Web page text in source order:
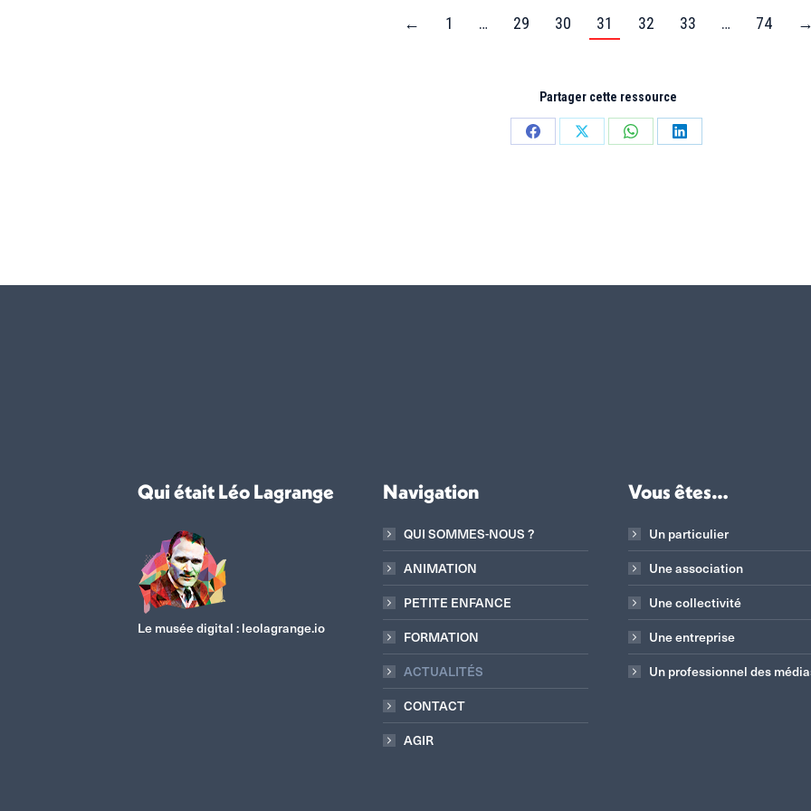
← 1 … 29 30 31 32 33 … 74
Partager cette ressource
PartagerPartagerPartagerPartager
Qui était Léo Lagrange
Le musée digital :leolagrange.io
Navigation
QUI SOMMES-NOUS ?
ANIMATION
PETITE ENFANCE
FORMATION
ACTUALITÉS
CONTACT
AGIR
Vous êtes…
Un particulier
Une association
Une collectivité
Une entreprise
Un professionnel des